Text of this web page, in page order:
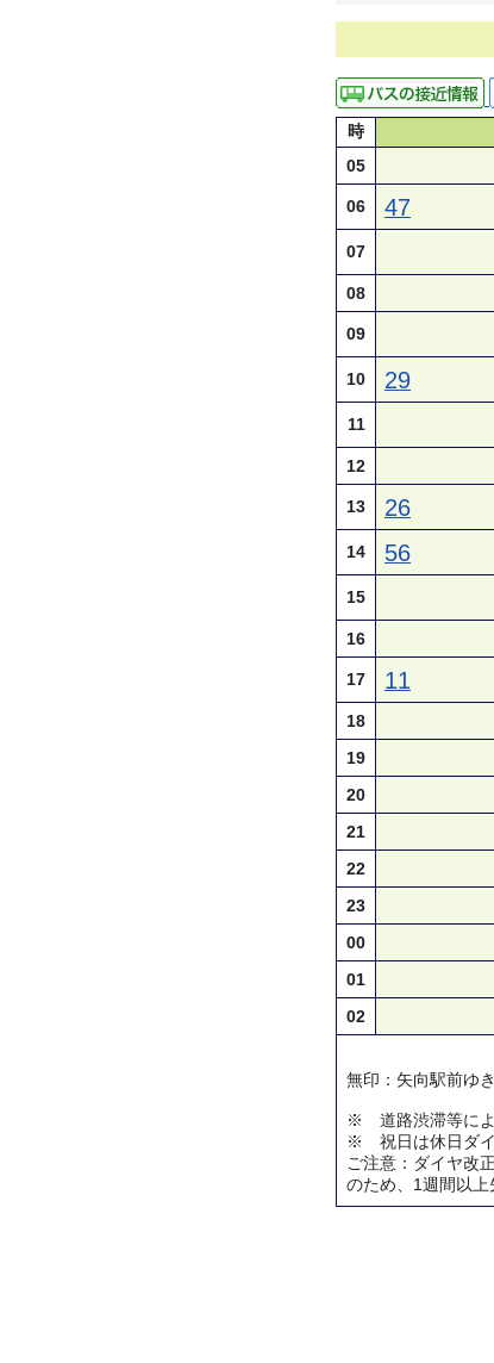
時
05
06 47
07
08
09
10 29
11
12
13 26
14 56
15
16
17 11
18
19
20
21
22
23
00
01
02
無印：矢向駅前ゆき
※ 道路渋滞等によ
※ 祝日は休日ダイ
ご注意：ダイヤ改
のため、1週間以上